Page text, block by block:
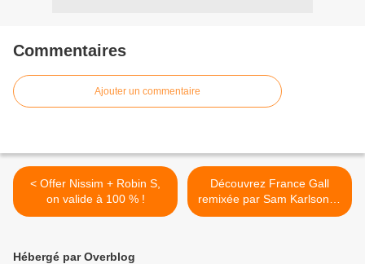
Commentaires
Ajouter un commentaire
< Offer Nissim + Robin S,
on valide à 100 % !
Découvrez France Gall
remixée par Sam Karlson et
Yann K ! >
Hébergé par Overblog